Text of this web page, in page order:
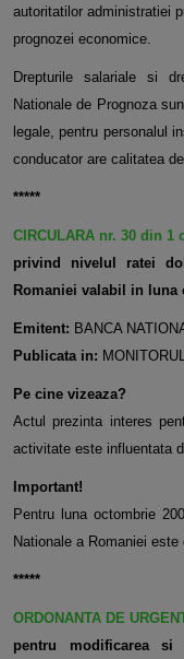
autoritatilor administratiei
prognozei economice.
Drepturile salariale si
Nationale de Prognoza
legale, pentru personalul
conducator are calitatea
*****
CIRCULARA nr. 30 din 1
privind nivelul ratei
Romaniei valabil in luna
Emitent: BANCA
Publicata in:
Pe cine vizeaza?
Actul prezinta interes
activitate este influentata
Important!
Pentru luna octombrie
Nationale a Romaniei
*****
ORDONANTA DE
pentru modificarea si